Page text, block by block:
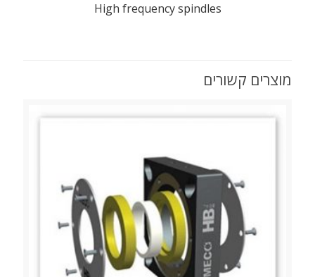
High frequency spindles
מוצרים קשורים